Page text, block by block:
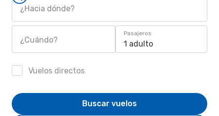
¿Hacia dónde?
¿Cuándo?
Pasajeros
1 adulto
Vuelos directos
Buscar vuelos